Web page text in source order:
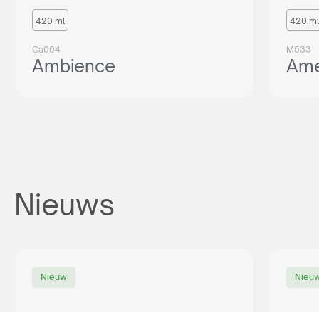
420 ml
Ca004
Ambience
420 ml
M533
Nieuws
Nieuw